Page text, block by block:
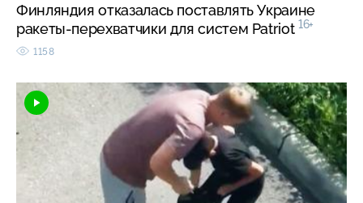
Финляндия отказалась поставлять Украине
ракеты-перехватчики для систем Patriot 16+
1158